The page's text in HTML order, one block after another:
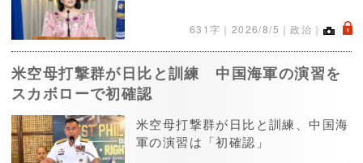
631字｜ 2026/8/5 ｜政治｜ .
米空母打撃群が日比と訓練 中国海軍の演習を
スカボローで初確認
米空母打撃群が日比と訓練、中国海
軍の演習は「初確認」